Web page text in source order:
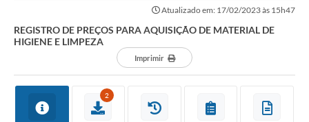
Atualizado em: 17/02/2023 às 15h47
REGISTRO DE PREÇOS PARA AQUISIÇÃO DE MATERIAL DE
HIGIENE E LIMPEZA
Imprimir
2